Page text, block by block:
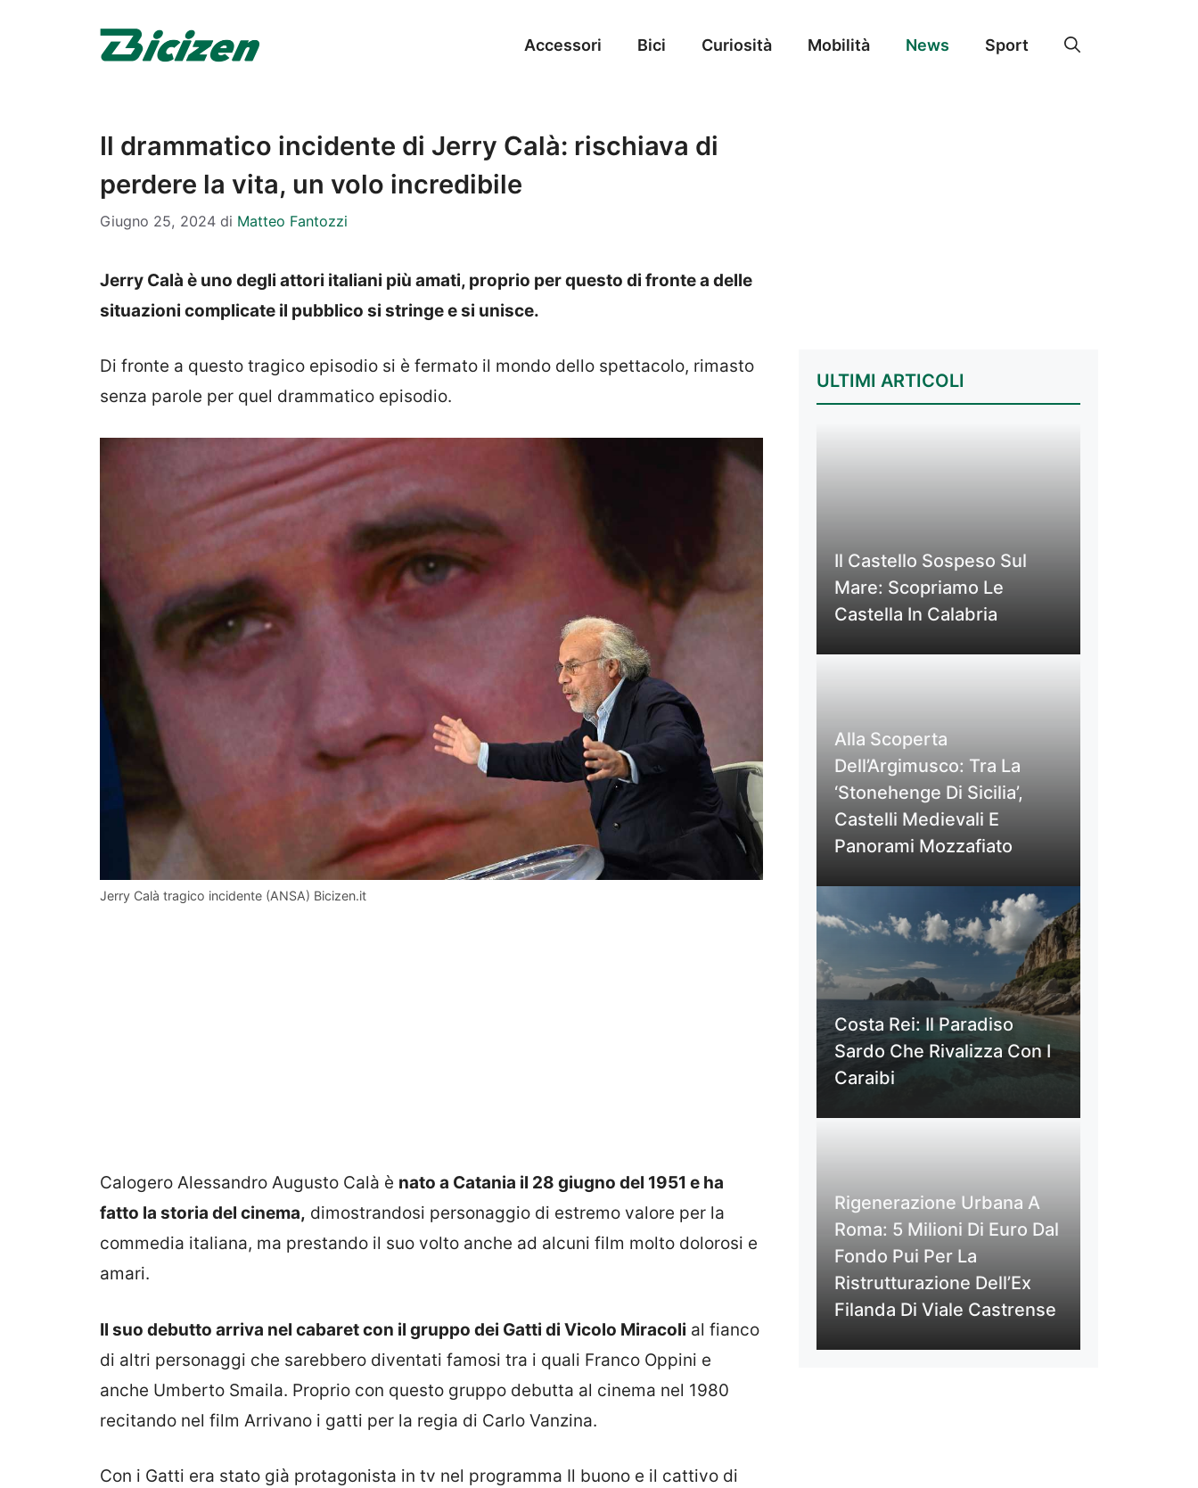
Accessori Bici Curiosità Mobilità News Sport
Il drammatico incidente di Jerry Calà: rischiava di
perdere la vita, un volo incredibile
Giugno 25, 2024 di Matteo Fantozzi
Jerry Calà è uno degli attori italiani più amati, proprio per questo di fronte a delle
situazioni complicate il pubblico si stringe e si unisce.
Di fronte a questo tragico episodio si è fermato il mondo dello spettacolo, rimasto
senza parole per quel drammatico episodio.
Jerry Calà tragico incidente (ANSA) Bicizen.it
Calogero Alessandro Augusto Calà è nato a Catania il 28 giugno del 1951 e ha
fatto la storia del cinema, dimostrandosi personaggio di estremo valore per la
commedia italiana, ma prestando il suo volto anche ad alcuni film molto dolorosi e
amari.
Il suo debutto arriva nel cabaret con il gruppo dei Gatti di Vicolo Miracoli al fianco
di altri personaggi che sarebbero diventati famosi tra i quali Franco Oppini e
anche Umberto Smaila. Proprio con questo gruppo debutta al cinema nel 1980
recitando nel film Arrivano i gatti per la regia di Carlo Vanzina.
Con i Gatti era stato già protagonista in tv nel programma Il buono e il cattivo di
ULTIMI ARTICOLI
Il Castello Sospeso Sul
Mare: Scopriamo Le
Castella In Calabria
Alla Scoperta
Dell’Argimusco: Tra La
‘Stonehenge Di Sicilia’,
Castelli Medievali E
Panorami Mozzafiato
Costa Rei: Il Paradiso
Sardo Che Rivalizza Con I
Caraibi
Rigenerazione Urbana A
Roma: 5 Milioni Di Euro Dal
Fondo Pui Per La
Ristrutturazione Dell’Ex
Filanda Di Viale Castrense